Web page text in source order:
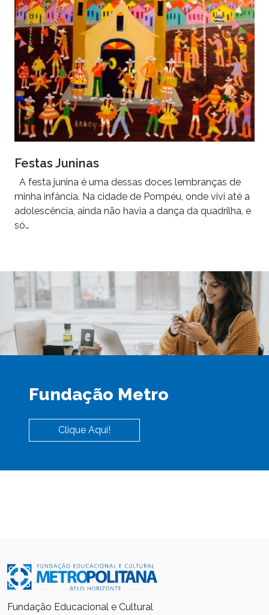
Festas Juninas
A festa junina é uma dessas doces lembranças de
minha infância. Na cidade de Pompéu, onde vivi até a
adolescência, ainda não havia a dança da quadrilha, e
só…
Fundação Metro
Clique Aqui!
Fundação Educacional e Cultural